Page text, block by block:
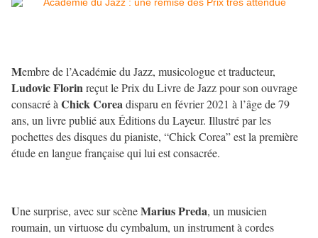
Membre de l’Académie du Jazz, musicologue et traducteur,
Ludovic Florinreçut le Prix du Livre de Jazz pour son ouvrage
consacré à Chick Coreadisparu en février 2021 à l’âge de 79
ans, un livrepublié aux Éditions du Layeur. Illustré par les
pochettes des disques du pianiste, “Chick Corea” est la première
étude en langue française qui lui est consacrée.
Une surprise, avec sur scèneMarius Preda, un musicien
roumain, un virtuose du cymbalum, un instrument à cordes